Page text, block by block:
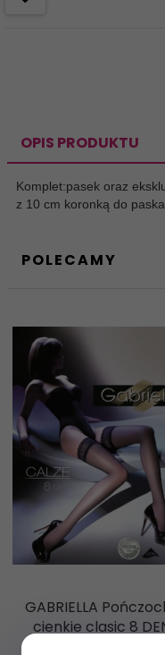
OPIS PRODUKTU
Komplet:pasek oraz
z 10 cm koronką do
POLECAMY
GABRIELLA
cienkie clasic 8